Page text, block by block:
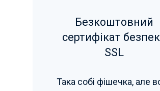
Безкоштовний
сертифікат
SSL
Така собі фішечка, але